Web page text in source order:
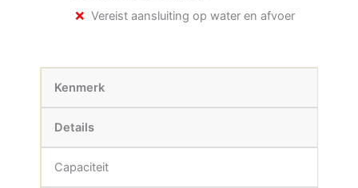
Vereist aansluiting op water en afvoer
Kenmerk
Details
Capaciteit